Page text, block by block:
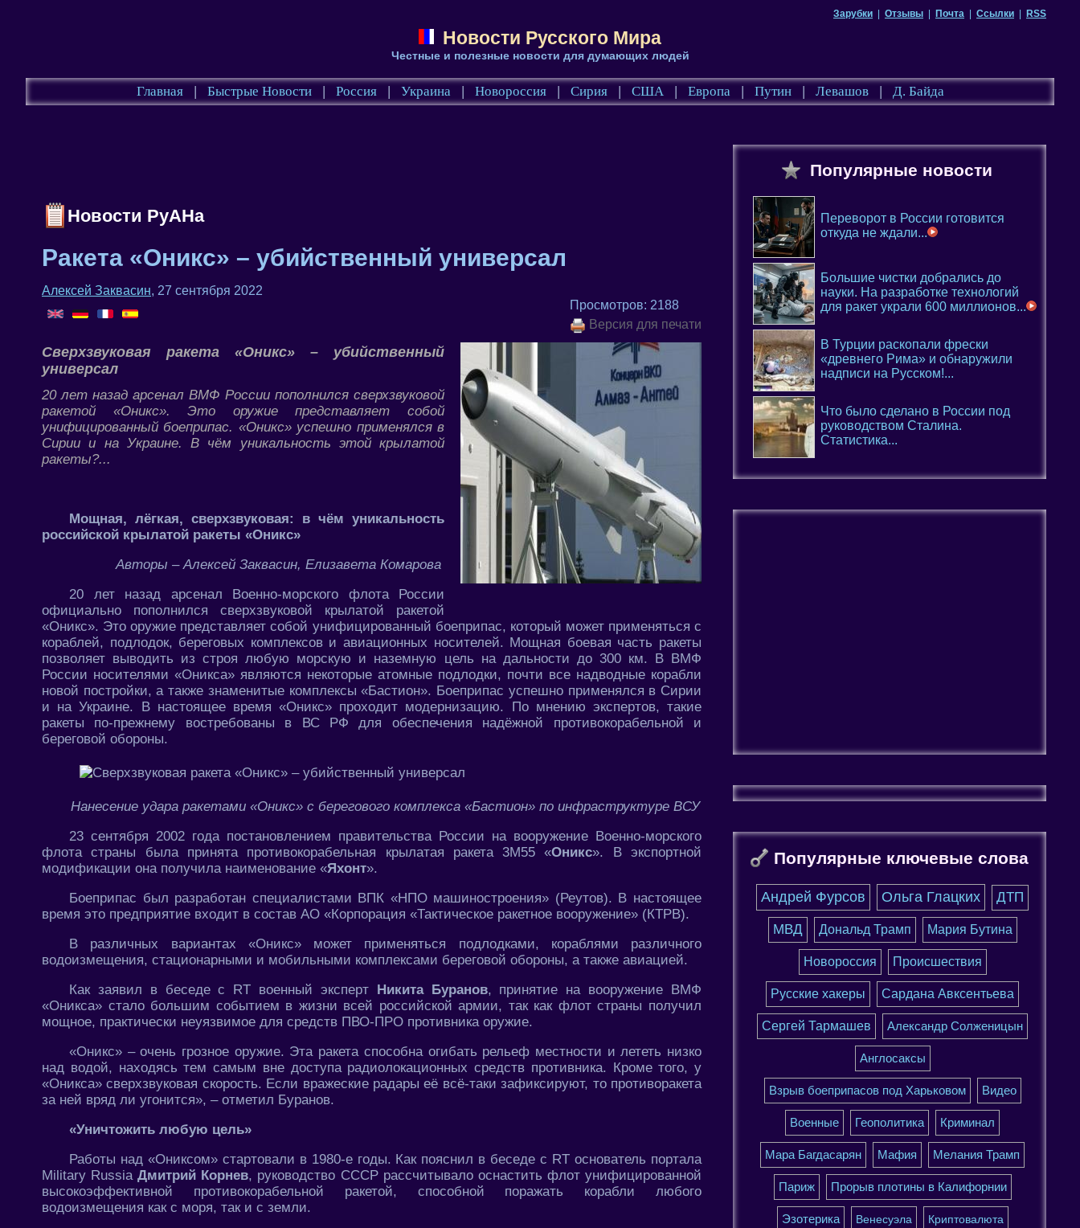
Зарубки Отзывы Почта Ссылки RSS
Новости Русского Мира
Честные и полезные новости для думающих людей
Главная | Быстрые Новости | Россия | Украина | Новороссия | Сирия | США | Европа | Путин | Левашов | Д. Байда
Новости РуАНа
Ракета «Оникс» – убийственный универсал
Алексей Заквасин, 27 сентября 2022
Просмотров: 2188
Версия для печати
Сверхзвуковая ракета «Оникс» – убийственный
универсал
20 лет назад арсенал ВМФ России пополнился сверхзвуковой
ракетой «Оникс». Это оружие представляет собой
унифицированный боеприпас. «Оникс» успешно применялся в
Сирии и на Украине. В чём уникальность этой крылатой
ракеты?...
Мощная, лёгкая, сверхзвуковая: в чём уникальность
российской крылатой ракеты «Оникс»
Авторы – Алексей Заквасин, Елизавета Комарова
20 лет назад арсенал Военно-морского флота России
официально пополнился сверхзвуковой крылатой ракетой
«Оникс». Это оружие представляет собой унифицированный боеприпас, который может применяться с
кораблей, подлодок, береговых комплексов и авиационных носителей. Мощная боевая часть ракеты
позволяет выводить из строя любую морскую и наземную цель на дальности до 300 км. В ВМФ
России носителями «Оникса» являются некоторые атомные подлодки, почти все надводные корабли
новой постройки, а также знаменитые комплексы «Бастион». Боеприпас успешно применялся в Сирии
и на Украине. В настоящее время «Оникс» проходит модернизацию. По мнению экспертов, такие
ракеты по-прежнему востребованы в ВС РФ для обеспечения надёжной противокорабельной и
береговой обороны.
Нанесение удара ракетами «Оникс» с берегового комплекса «Бастион» по инфраструктуре ВСУ
23 сентября 2002 года постановлением правительства России на вооружение Военно-морского
флота страны была принята противокорабельная крылатая ракета 3М55 «Оникс». В экспортной
модификации она получила наименование «Яхонт».
Боеприпас был разработан специалистами ВПК «НПО машиностроения» (Реутов). В настоящее
время это предприятие входит в состав АО «Корпорация «Тактическое ракетное вооружение» (КТРВ).
В различных вариантах «Оникс» может применяться подлодками, кораблями различного
водоизмещения, стационарными и мобильными комплексами береговой обороны, а также авиацией.
Как заявил в беседе с RT военный эксперт Никита Буранов, принятие на вооружение ВМФ
«Оникса» стало большим событием в жизни всей российской армии, так как флот страны получил
мощное, практически неуязвимое для средств ПВО-ПРО противника оружие.
«Оникс» – очень грозное оружие. Эта ракета способна огибать рельеф местности и лететь низко
над водой, находясь тем самым вне доступа радиолокационных средств противника. Кроме того, у
«Оникса» сверхзвуковая скорость. Если вражеские радары её всё-таки зафиксируют, то противоракета
за ней вряд ли угонится», – отметил Буранов.
«Уничтожить любую цель»
Работы над «Ониксом» стартовали в 1980-е годы. Как пояснил в беседе с RT основатель портала
Military RussiaДмитрий Корнев, руководство СССР рассчитывало оснастить флот унифицированной
высокоэффективной противокорабельной ракетой, способной поражать корабли любого
водоизмещения как с моря, так и с земли.
Популярные новости
Переворот в России готовится
откуда не ждали...
Большие чистки добрались до
науки. На разработке технологий
для ракет украли 600 миллионов...
В Турции раскопали фрески
«древнего Рима» и обнаружили
надписи на Русском!...
Что было сделано в России под
руководством Сталина.
Статистика...
Популярные ключевые слова
Андрей Фурсов Ольга Глацких ДТП
МВД Дональд Трамп Мария Бутина
Новороссия Происшествия
Русские хакеры Сардана Авксентьева
Сергей Тармашев Александр Солженицын
Англосаксы
Взрыв боеприпасов под Харьковом Видео
Военные Геополитика Криминал
Мара Багдасарян Мафия Мелания Трамп
Париж Прорыв плотины в Калифорнии
Эзотерика Венесуэла Криптовалюта